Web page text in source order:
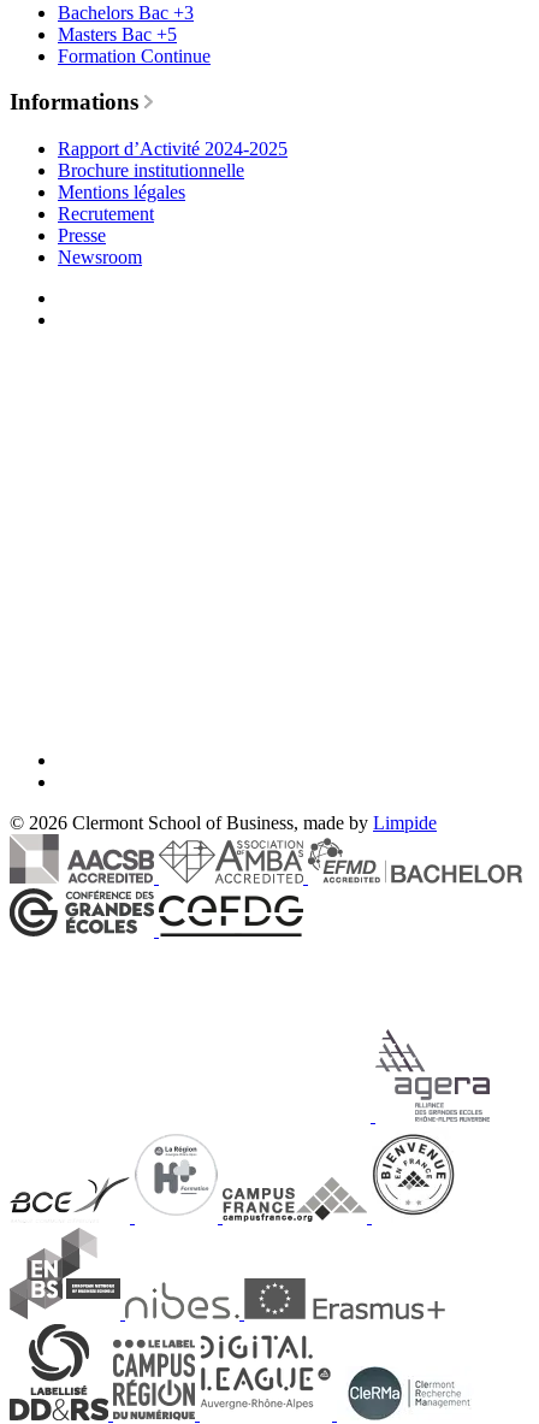
Bachelors Bac +3
Masters Bac +5
Formation Continue
Informations
Rapport d’Activité 2024-2025
Brochure institutionnelle
Mentions légales
Recrutement
Presse
Newsroom
© 2026 Clermont School of Business, made by Limpide